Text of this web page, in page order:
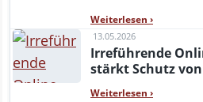
Weiterlesen ›
13.05.2026
Irreführende
stärkt Schutz
Weiterlesen ›